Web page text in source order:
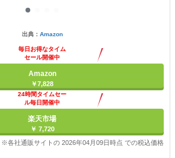
出典： Amazon
毎日お得なタイム
セール開催中
Amazon
￥7,828
24時間タイムセー
ル毎日開催中
楽天市場
￥ 7,720
※各社通販サイトの 2026年04月09日時点 での税込価格